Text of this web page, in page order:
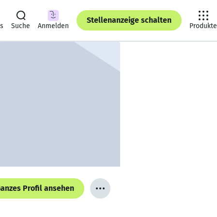
Suche Anmelden
Stellenanzeige schalten
Produkte
Profil ansehen